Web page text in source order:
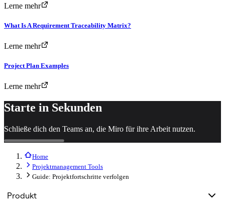
Lerne mehr
What Is A Requirement Traceability Matrix?
Lerne mehr
Project Plan Examples
Lerne mehr
Starte in Sekunden
Schließe dich den Teams an, die Miro für ihre Arbeit nutzen.
Home
Projektmanagement Tools
Guide: Projektfortschritte verfolgen
Produkt